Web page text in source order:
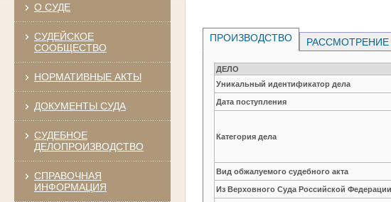
О СУДЕ
СУДЕЙСКОЕ
СООБЩЕСТВО
НОРМАТИВНЫЕ АКТЫ
ДОКУМЕНТЫ СУДА
СУДЕБНОЕ
ДЕЛОПРОИЗВОДСТВО
СПРАВОЧНАЯ
ИНФОРМАЦИЯ
ПРОИЗВОДСТВО
ДЕЛО
Уникальный идентификатор дела
Дата поступления
Категория дела
Вид обжалуемого судебного акта
Из Верховного Суда Российской Федерации